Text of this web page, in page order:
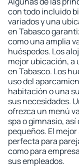
con todo incluido
variados y una
en Tabasco
como una amplia
huéspedes. Los
mejor ubicación, a
en Tabasco. Los
uso del
habitación o una
sus necesidades.
ofrezca un menú
spa o gimnasio,
pequeños. El
perfecta para
como para
sus empleados.